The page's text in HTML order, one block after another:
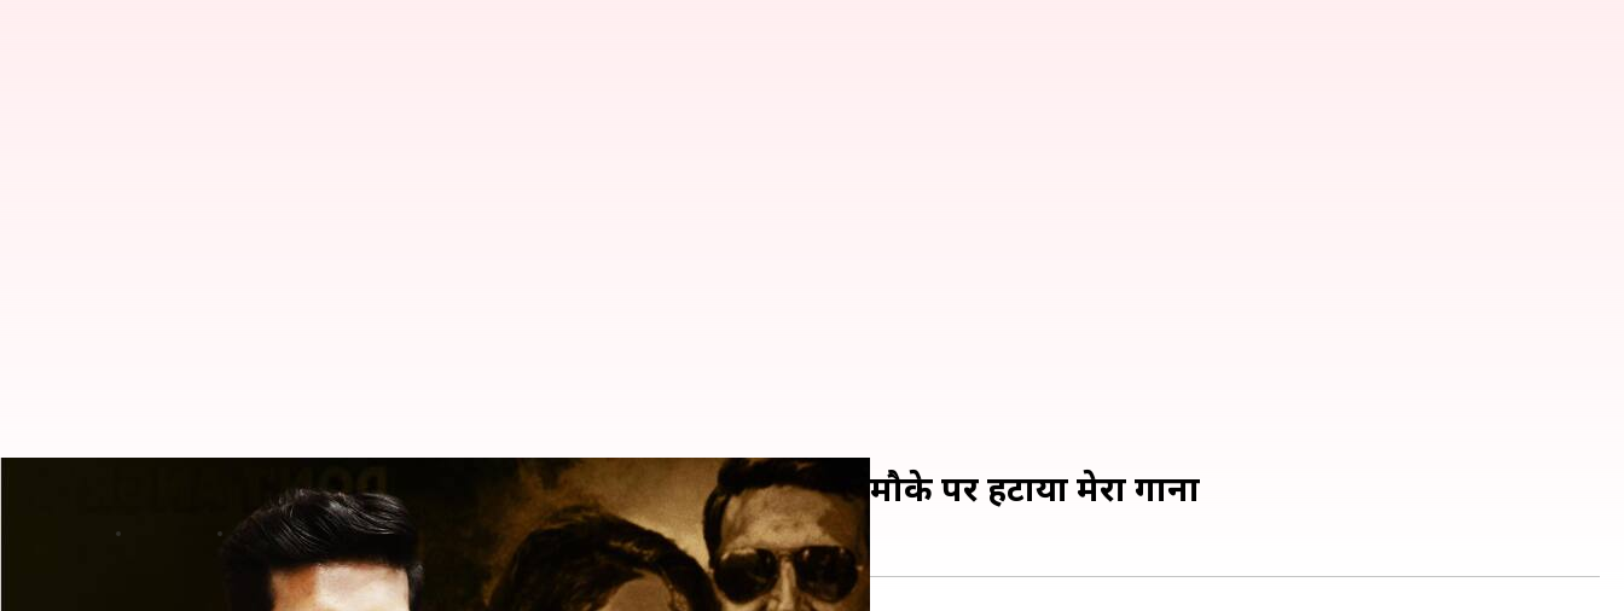
गायक विजय येसुदास का छलका दर्द, बोले- 'राउडी राठौर' से ऐन मौके पर हटाया मेरा गाना
04:35 pm